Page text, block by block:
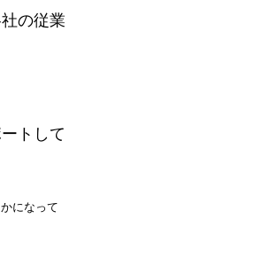
の従業
トして
になって